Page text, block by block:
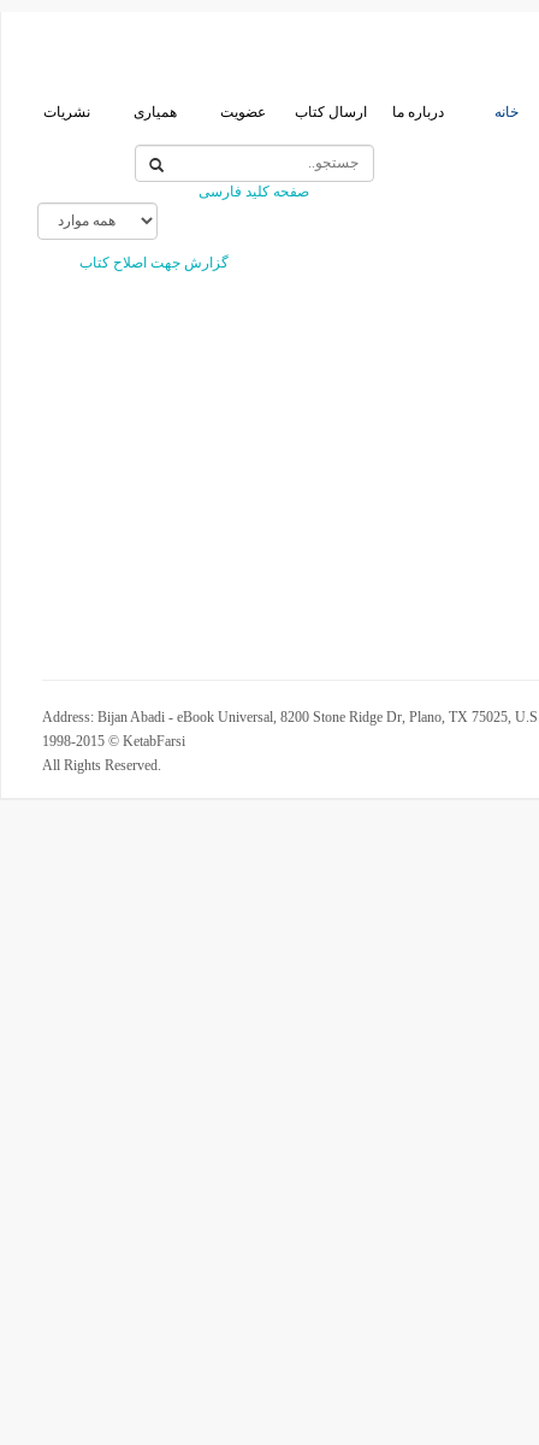
خانه درباره ما ارسال کتاب عضویت همیاری نشریات
صفحه کلید فارسی
گزارش جهت اصلاح کتاب
Address: Bijan Abadi - eBook Universal, 8200 Stone Ridge Dr, Plano, TX 75025,
1998-2015 © KetabFarsi
All Rights Reserved.